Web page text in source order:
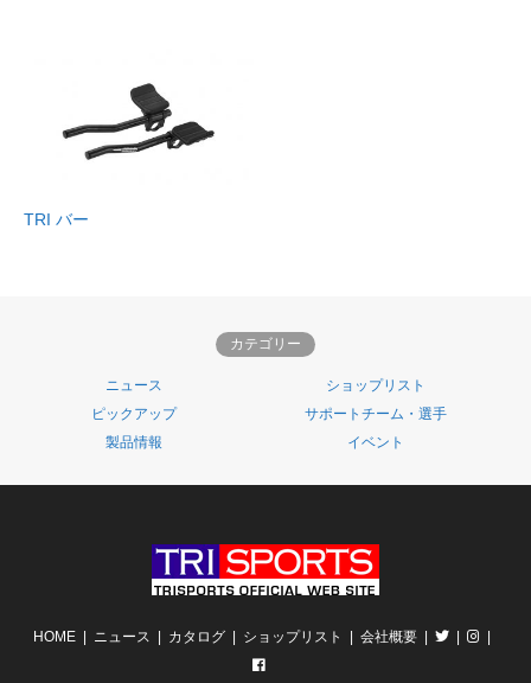
TRI バー
カテゴリー
ニュース
ショップリスト
ピックアップ
サポートチーム・選手
製品情報
イベント
HOME ニュース カタログ ショップリスト 会社概要